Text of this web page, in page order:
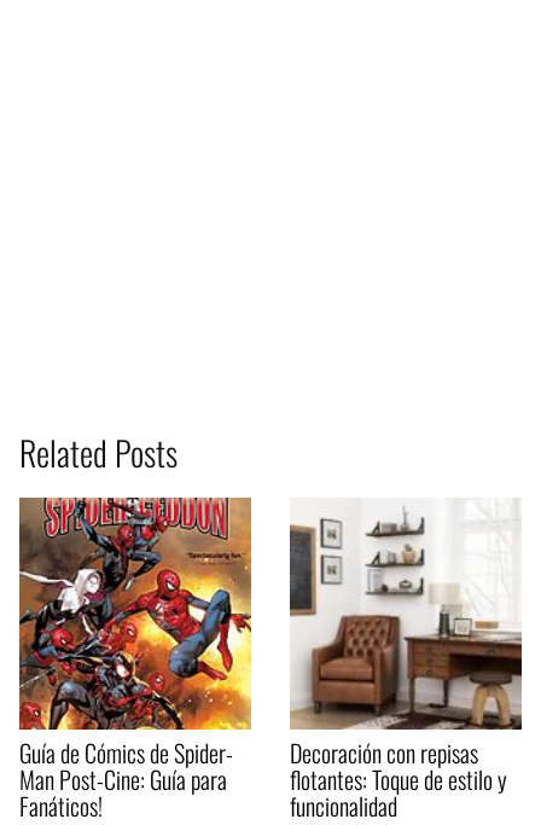
Related Posts
Guía de Cómics de Spider-
Man Post-Cine: Guía para
Fanáticos!
Decoración con repisas
flotantes: Toque de estilo y
funcionalidad